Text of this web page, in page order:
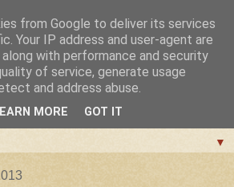
▼
from Google to deliver its services
Your IP address and user-agent are
with performance and security
of service, generate usage
and address abuse.
MORE GOT IT